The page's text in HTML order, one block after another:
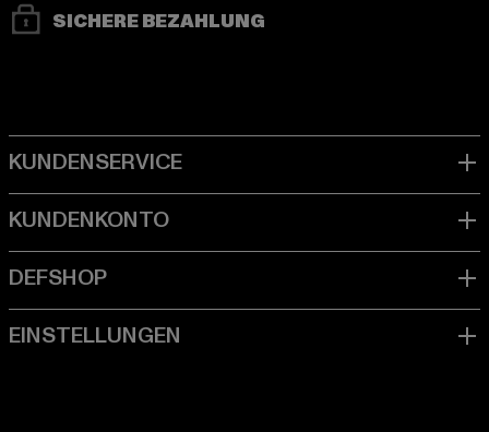
SICHERE BEZAHLUNG